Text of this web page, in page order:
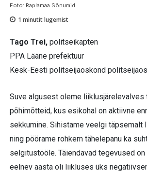
Foto: Raplamaa Sõnumid
1 minutit lugemist
Tago Trei, politseikapten
PPA Lääne prefektuur
Kesk-Eesti politseijaoskond
Suve algusest oleme liiklusjärelevalves
põhimõtteid, kus esikohal on aktiivne
sekkumine. Sihistame veelgi täpsemalt
ning pöörame rohkem tähelepanu ka
selgitustööle. Täiendavad tegevused
eelnev aasta oli liikluses üks